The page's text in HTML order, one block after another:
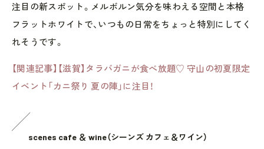
注目の新スポット。メルボルン気分を味わえる空間と本格
フラットホワイトで、いつもの日常をちょっと特別にしてく
れそうです。
【関連記事】【滋賀】タラバガニが食べ放題♡ 守山の初夏限定
イベント「カニ祭り 夏の陣」に注目！
scenes cafe ＆ wine（シーンズ カフェ＆ワイン）